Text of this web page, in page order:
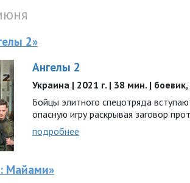
2»
Ангелы 2
Украина | 2021 г. | 38 мин. |
Бойцы элитного спецотряда
опасную игру раскрывая заговор
подробнее
Майами»